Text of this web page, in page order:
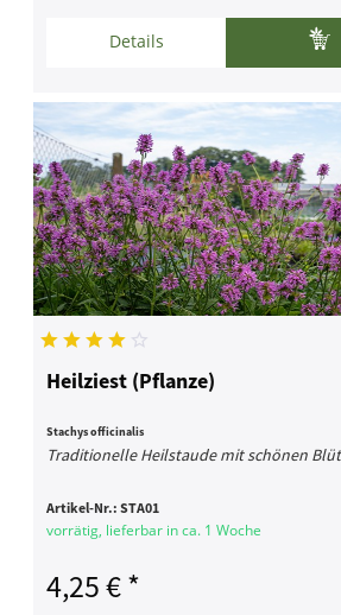
Details
Heilziest (Pflanze)
Stachys officinalis
Traditionelle Heilstaude mit schönen
Artikel-Nr.:STA01
vorrätig, lieferbar in ca. 1 Woche
4,25 € *